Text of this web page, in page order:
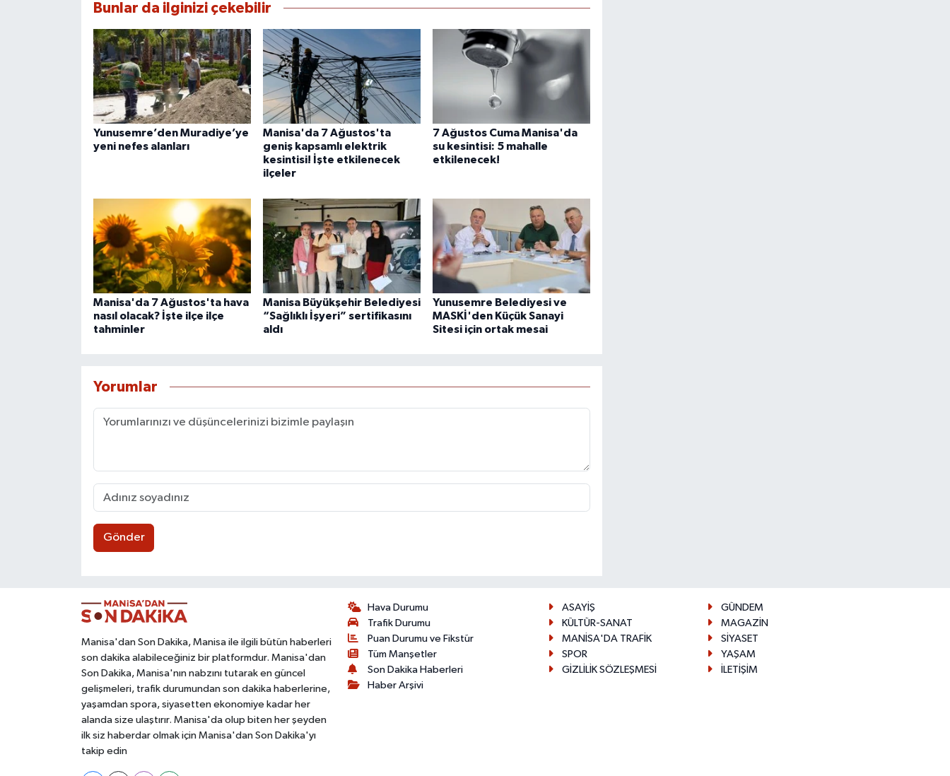
Bunlar da ilginizi çekebilir
Yunusemre’den Muradiye’ye
yeni nefes alanları
Manisa'da 7 Ağustos'ta
geniş kapsamlı elektrik
kesintisi! İşte etkilenecek
ilçeler
7 Ağustos Cuma Manisa'da
su kesintisi: 5 mahalle
etkilenecek!
Manisa'da 7 Ağustos'ta hava
nasıl olacak? İşte ilçe ilçe
tahminler
Manisa Büyükşehir Belediyesi
“Sağlıklı İşyeri” sertifikasını
aldı
Yunusemre Belediyesi ve
MASKİ'den Küçük Sanayi
Sitesi için ortak mesai
Yorumlar
Gönder
Manisa'dan Son Dakika, Manisa ile ilgili bütün haberleri
son dakika alabileceğiniz bir platformdur. Manisa'dan
Son Dakika, Manisa'nın nabzını tutarak en güncel
gelişmeleri, trafik durumundan son dakika haberlerine,
yaşamdan spora, siyasetten ekonomiye kadar her
alanda size ulaştırır. Manisa'da olup biten her şeyden
ilk siz haberdar olmak için Manisa'dan Son Dakika'yı
takip edin
Hava Durumu
Trafik Durumu
Puan Durumu ve Fikstür
Tüm Manşetler
Son Dakika Haberleri
Haber Arşivi
ASAYİŞ
GÜNDEM
KÜLTÜR-SANAT
MAGAZİN
MANİSA'DA TRAFİK
SİYASET
SPOR
YAŞAM
GİZLİLİK SÖZLEŞMESİ
İLETİŞİM